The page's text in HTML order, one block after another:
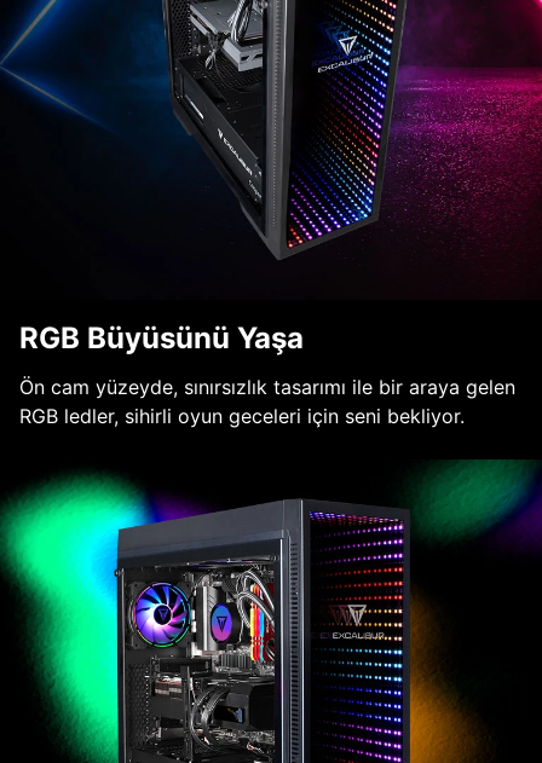
RGB Büyüsünü Yaşa
Ön cam yüzeyde, sınırsızlık tasarımı ile bir araya gelen
RGB ledler, sihirli oyun geceleri için seni bekliyor.